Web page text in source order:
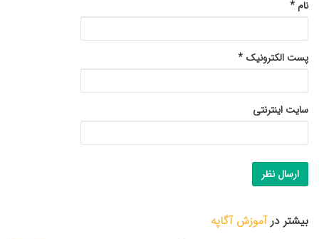
نام *
پست الکترونیک *
سایت اینترنتی
بیشتر درآموزش آگاپه